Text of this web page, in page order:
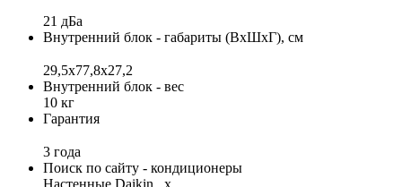
21 дБа
Внутренний блок - габариты (ВхШхГ), см
29,5x77,8x27,2
Внутренний блок - вес
10 кг
Гарантия
3 года
Поиск по сайту - кондиционеры
Настенные Daikin _x